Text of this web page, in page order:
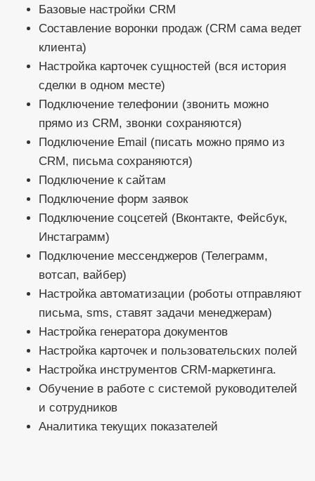
Базовые настройки CRM
Составление воронки продаж (CRM сама ведет
клиента)
Настройка карточек сущностей (вся история
сделки в одном месте)
Подключение телефонии (звонить можно
прямо из CRM, звонки сохраняются)
Подключение Email (писать можно прямо из
CRM, письма сохраняются)
Подключение к сайтам
Подключение форм заявок
Подключение соцсетей (Вконтакте, Фейсбук,
Инстаграмм)
Подключение мессенджеров (Телеграмм,
вотсап, вайбер)
Настройка автоматизации (роботы отправляют
письма, sms, ставят задачи менеджерам)
Настройка генератора документов
Настройка карточек и пользовательских полей
Настройка инструментов CRM-маркетинга.
Обучение в работе с системой руководителей
и сотрудников
Аналитика текущих показателей